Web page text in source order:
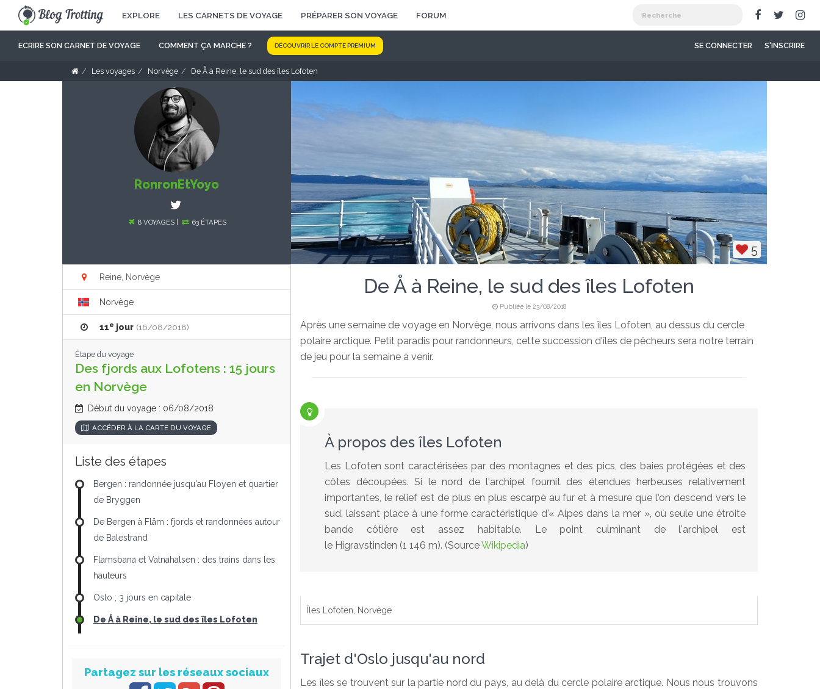
EXPLORE LES CARNETS DE VOYAGE PRÉPARER SON VOYAGE FORUM
ECRIRE SON CARNET DE VOYAGE COMMENT ÇA MARCHE ? DÉCOUVRIR LE COMPTE PREMIUM SE CONNECTER S'INSCRIRE
Les voyages Norvège De Å à Reine, le sud des îles Lofoten
5
De Å à Reine, le sud des îles Lofoten
Publiée le 23/08/2018
Après une semaine de voyage en Norvège, nous arrivons dans les îles Lofoten, au dessus du cercle
polaire arctique. Petit paradis pour randonneurs, cette succession d'îles de pêcheurs sera notre terrain
de jeu pour la semaine à venir.
À propos des îles Lofoten
Les Lofoten sont caractérisées par des montagnes et des pics, des baies protégées et des
côtes découpées. Si le nord de l'archipel fournit des étendues herbeuses relativement
importantes, le relief est de plus en plus escarpé au fur et à mesure que l'on descend vers le
sud, laissant place à une forme caractéristique d'« Alpes dans la mer », où seule une étroite
bande côtière est assez habitable. Le point culminant de l'archipel est
le Higravstinden (1 146 m). (SourceWikipedia)
Îles Lofoten, Norvège
Trajet d'Oslo jusqu'au nord
Les îles se trouvent sur la partie nord du pays, au delà du cercle polaire arctique. Nous nous trouvons
RonronEtYoyo
8 VOYAGES | 63 ÉTAPES
Reine, Norvège
Norvège
11e jour (16/08/2018)
Étape du voyage
Des fjords aux Lofotens : 15 jours
en Norvège
Début du voyage : 06/08/2018
ACCÉDER À LA CARTE DU VOYAGE
Liste des étapes
Bergen : randonnée jusqu'au Floyen et quartier
de Bryggen
De Bergen à Flåm : fjords et randonnées autour
de Balestrand
Flamsbana et Vatnahalsen : des trains dans les
hauteurs
Oslo ; 3 jours en capitale
De Å à Reine, le sud des îles Lofoten
Partagez sur les réseaux sociaux